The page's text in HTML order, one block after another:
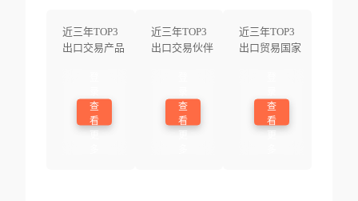
近三年TOP3
出口交易产品
查
看
近三年TOP3
出口交易伙伴
查
看
近三年TOP3
出口贸易国家
查
看